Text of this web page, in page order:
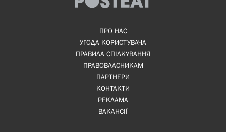
ПРО НАС
УГОДА КОРИСТУВАЧА
ПРАВИЛА СПІЛКУВАННЯ
ПРАВОВЛАСНИКАМ
ПАРТНЕРИ
КОНТАКТИ
РЕКЛАМА
ВАКАНСІЇ